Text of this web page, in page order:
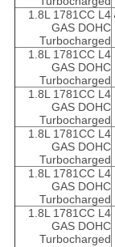
1.8L 1781CC L4
GAS DOHC
Turbocharged
1.8L 1781CC L4
GAS DOHC
Turbocharged
1.8L 1781CC L4
GAS DOHC
Turbocharged
1.8L 1781CC L4
GAS DOHC
Turbocharged
1.8L 1781CC L4
GAS DOHC
Turbocharged
1.8L 1781CC L4
GAS DOHC
Turbocharged